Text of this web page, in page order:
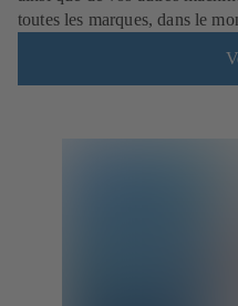
toutes les marques, dans le